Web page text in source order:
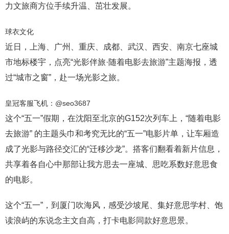
力文旅商方位手续升温、茁壮发展。
球衣文化
近日，上海、广州、重庆、成都、武汉、西安、南京七座城
市地标楼宇，点亮“光影伴旅·随着电影去旅游”主题海报，透
过“城市之窗”，赴一场光影之旅。
皇冠客服飞机：@seo3687
这个“五一”假期，在沈阳至北京的G152次列车上，“随着电影
去旅游” 的主题头巾和考究无比的“五一”电影片单，让车厢造
成了光影与路径交汇的“迁移沙龙”。搭客们翻看着新片信息，
共享着各自心中那部让我方思去一座城、思吃系数好意思食
的电影。
这个“五一”，到厦门吹海风，感受沙坡尾、集好意思学村、饱
读浪屿的东说念主文自高，打卡电影同款好意思景。